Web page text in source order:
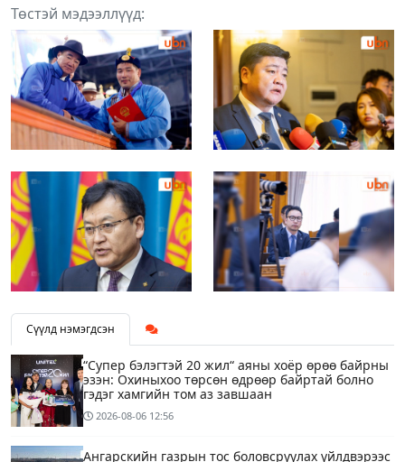
Төстэй мэдээллүүд:
Сүүлд нэмэгдсэн
“Супер бэлэгтэй 20 жил“ аяны хоёр өрөө байрны
эзэн: Охиныхоо төрсөн өдрөөр байртай болно
гэдэг хамгийн том аз завшаан
2026-08-06 12:56
Ангарскийн газрын тос боловсруулах үйлдвэрээс